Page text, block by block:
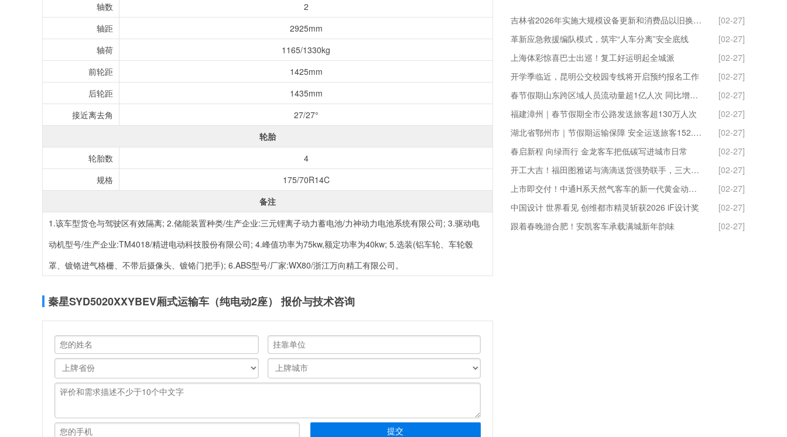
轴数
2
轴距
2925mm
轴荷
1165/1330kg
前轮距
1425mm
后轮距
1435mm
接近离去角
27/27°
轮胎
轮胎数
4
规格
175/70R14C
备注
1.该车型货仓与驾驶区有效隔离; 2.储能装置种类/生产企业:三元锂离子动力蓄电池/力神动力电池系统有限公司; 3.驱动电
动机型号/生产企业:TM4018/精进电动科技股份有限公司; 4.峰值功率为75kw,额定功率为40kw; 5.选装(铝车轮、车轮毂
罩、镀铬进气格栅、不带后摄像头、镀铬门把手); 6.ABS型号/厂家:WX80/浙江万向精工有限公司。
秦星SYD5020XXYBEV厢式运输车（纯电动2座） 报价与技术咨询
吉林省2026年实施大规模设备更新和消费品以旧换新政策工作方案发布
[02-27]
革新应急救援编队模式，筑牢“人车分离”安全底线
[02-27]
上海体彩惊喜巴士出巡！复工好运明起全城派
[02-27]
开学季临近，昆明公交校园专线将开启预约报名工作
[02-27]
春节假期山东跨区域人员流动量超1亿人次 同比增长21.57%
[02-27]
福建漳州｜春节假期全市公路发送旅客超130万人次
[02-27]
湖北省鄂州市｜节假期运输保障 安全运送旅客152.25 万人次
[02-27]
春启新程 向绿而行 金龙客车把低碳写进城市日常
[02-27]
开工大吉！福田图雅诺与滴滴送货强势联手，三大权益派送中！
[02-27]
上市即交付！中通H系天然气客车的新一代黄金动力链到底什么来头？
[02-27]
中国设计 世界看见 创维都市精灵斩获2026 iF设计奖
[02-27]
跟着春晚游合肥！安凯客车承载满城新年韵味
[02-27]